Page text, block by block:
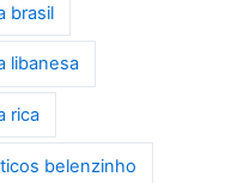
brasil
libanesa
rica
belenzinho